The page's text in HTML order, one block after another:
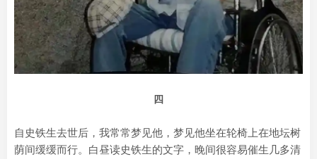
四
自史铁生去世后，我常常梦见他，梦见他坐在轮椅上在地坛树
荫间缓缓而行。白昼读史铁生的文字，晚间很容易催生几多清